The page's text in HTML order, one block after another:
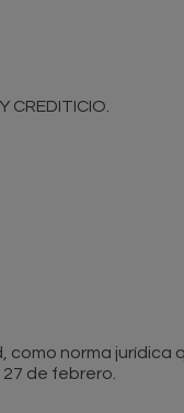
CREDITICIO.
como norma jurídica
de febrero.